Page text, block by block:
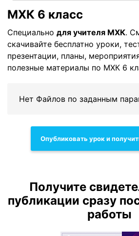
МХК 6 класс
Специально для учителя МХК.
скачивайте бесплатно уроки,
презентации, планы,
полезные материалы по МХК 6
Нет Файлов по заданным
Опубликовать урок и
Получите
публикации сразу
работы